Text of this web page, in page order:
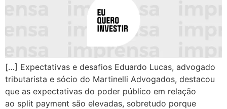
[…] Expectativas e desafios Eduardo Lucas, advogado
tributarista e sócio do Martinelli Advogados, destacou
que as expectativas do poder público em relação
ao split payment são elevadas, sobretudo porque